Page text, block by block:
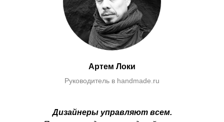
Артем Локи
Руководитель в handmade.ru
Дизайнеры управляют всем.